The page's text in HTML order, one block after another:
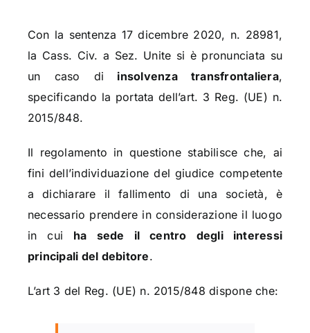
Con la sentenza 17 dicembre 2020, n. 28981,
la Cass. Civ. a Sez. Unite si è pronunciata su
un caso di insolvenza transfrontaliera,
specificando la portata dell’art. 3 Reg. (UE) n.
2015/848.
Il regolamento in questione stabilisce che, ai
fini dell’individuazione del giudice competente
a dichiarare il fallimento di una società, è
necessario prendere in considerazione il luogo
in cui ha sede il centro degli interessi
principali del debitore.
L’art 3 del Reg. (UE) n. 2015/848 dispone che: